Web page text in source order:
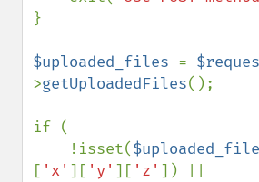
}
$uploaded_files =
>getUploadedFiles();
if (
    !isset(
[ 'x' ][ 'y' ][ 'z' ]) ||